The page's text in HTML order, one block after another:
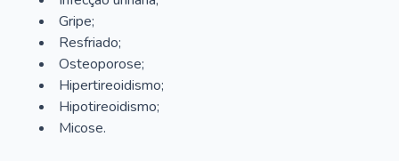
Gripe;
Resfriado;
Osteoporose;
Hipertireoidismo;
Hipotireoidismo;
Micose.